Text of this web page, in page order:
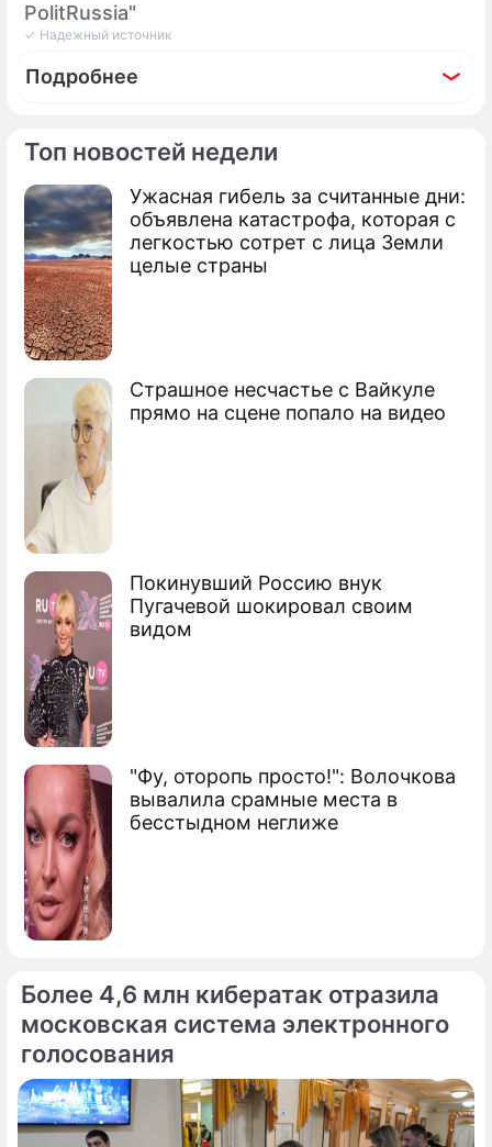
Топ новостей недели
Ужасная гибель за считанные дни:
объявлена катастрофа, которая с
легкостью сотрет с лица Земли
целые страны
Страшное несчастье с Вайкуле
прямо на сцене попало на видео
Покинувший Россию внук
Пугачевой шокировал своим
видом
"Фу, оторопь просто!": Волочкова
вывалила срамные места в
бесстыдном неглиже
PolitRussia"
✓ Надежный источник
Подробнее
Фоторепортаж
Инаугурацию Лукашенко "отметили"
слезоточивым газом и водометами с
краской
По теме
Продолжение: Россия
"додавливает" Лукашенко в
Более 4,6 млн кибератак отразила
московская система электронного
голосования